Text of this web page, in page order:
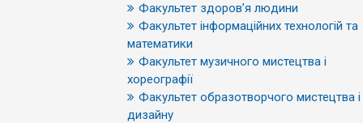
Факультет здоров’я людини
Факультет інформаційних технологій та
математики
Факультет музичного мистецтва і
хореографії
Факультет образотворчого мистецтва і
дизайну